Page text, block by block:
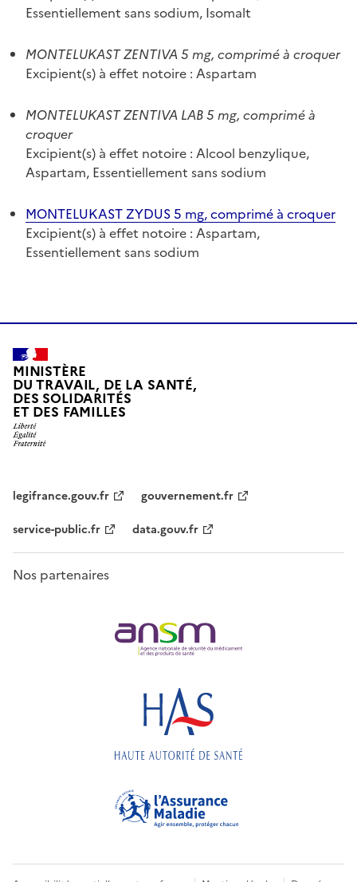
Essentiellement sans sodium, Isomalt
MONTELUKAST ZENTIVA 5 mg, comprimé à croquer
Excipient(s) à effet notoire : Aspartam
MONTELUKAST ZENTIVA LAB 5 mg, comprimé à
croquer
Excipient(s) à effet notoire : Alcool benzylique,
Aspartam, Essentiellement sans sodium
MONTELUKAST ZYDUS 5 mg, comprimé à croquer
Excipient(s) à effet notoire : Aspartam,
Essentiellement sans sodium
MINISTÈRE
DU TRAVAIL, DE LA SANTÉ,
DES SOLIDARITÉS
ET DES FAMILLES
legifrance.gouv.fr
gouvernement.fr
service-public.fr
data.gouv.fr
Nos partenaires